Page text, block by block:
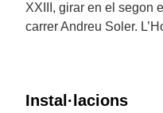
XXIII, girar en el segon
carrer Andreu Soler.
Instal·lacions